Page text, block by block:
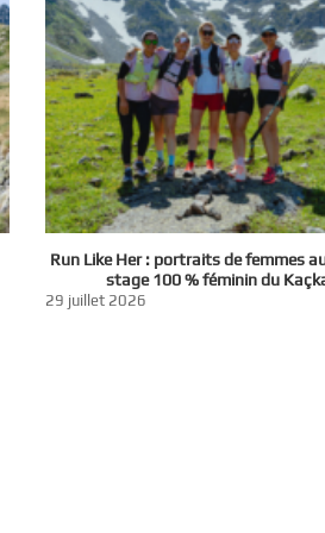
Run Like Her : portraits de femmes
stage 100 % féminin du
29 juillet 2026